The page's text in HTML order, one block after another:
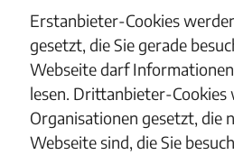
Erstanbieter-Cookies
gesetzt, die Sie gerade
Webseite darf Informationen
lesen. Drittanbieter-Cookies
Organisationen gesetzt, die
Webseite sind, die Sie